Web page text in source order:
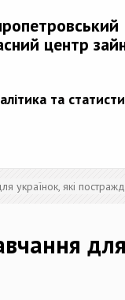
центр
та
українок, які